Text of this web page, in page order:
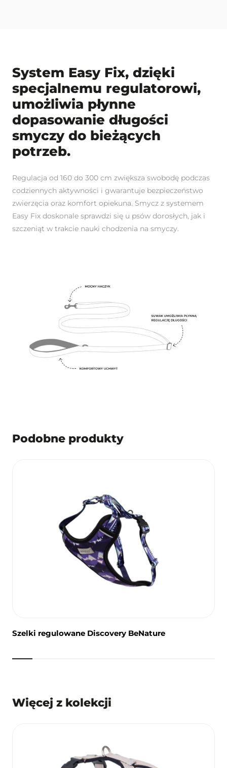
System Easy Fix, dzięki
specjalnemu regulatorowi,
umożliwia płynne
dopasowanie długości
smyczy do bieżących
potrzeb.
Regulacja od 160 do 300 cm zwiększa swobodę podczas
codziennych aktywności i gwarantuje bezpieczeństwo
zwierzęcia oraz komfort opiekuna. Smycz z systemem
Easy Fix doskonale sprawdzi się u psów dorosłych, jak i
szczeniąt w trakcie nauki chodzenia na smyczy.
Podobne produkty
Szelki regulowane Discovery BeNature
Więcej z kolekcji